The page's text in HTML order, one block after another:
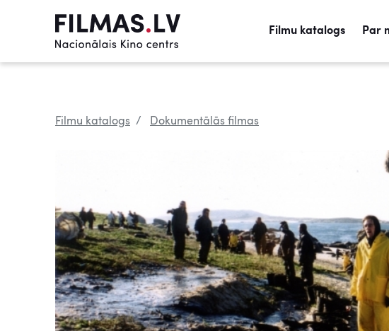
Filmu katalogs Par
Filmu katalogs Dokumentālās filmas